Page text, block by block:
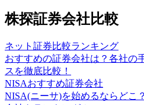
株探証券会社比較
ネット証券比較ランキング
おすすめの証券会社は？各社の
スを徹底比較！
NISAおすすめ証券会社
NISA(ニーサ)を始めるならどこ